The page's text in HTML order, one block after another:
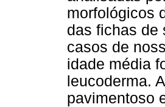
morfológicos
das fichas de
casos de
idade média
leucoderma.
pavimentoso